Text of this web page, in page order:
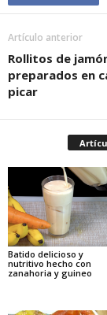
Artículo anterior
Rollitos de
preparados en
picar
Batido delicioso y
nutritivo hecho con
zanahoria y guineo